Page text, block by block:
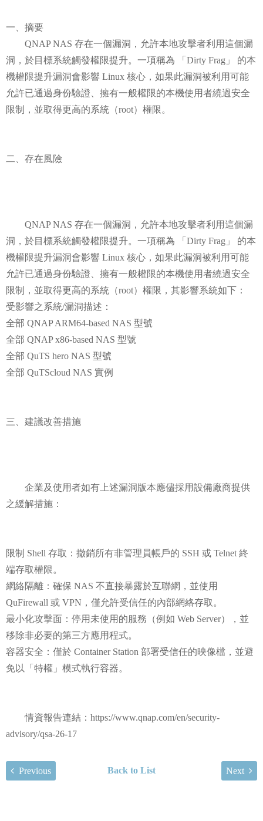
一、摘要
QNAP NAS 存在一個漏洞，允許本地攻擊者利用這個漏
洞，於目標系統觸發權限提升。一項稱為 「Dirty Frag」 的本
機權限提升漏洞會影響 Linux 核心，如果此漏洞被利用可能
允許已通過身份驗證、擁有一般權限的本機使用者繞過安全
限制，並取得更高的系統（root）權限。
二、存在風險
QNAP NAS 存在一個漏洞，允許本地攻擊者利用這個漏
洞，於目標系統觸發權限提升。一項稱為 「Dirty Frag」 的本
機權限提升漏洞會影響 Linux 核心，如果此漏洞被利用可能
允許已通過身份驗證、擁有一般權限的本機使用者繞過安全
限制，並取得更高的系統（root）權限，其影響系統如下：
受影響之系統/漏洞描述：
全部 QNAP ARM64-based NAS 型號
全部 QNAP x86-based NAS 型號
全部 QuTS hero NAS 型號
全部 QuTScloud NAS 實例
三、建議改善措施
企業及使用者如有上述漏洞版本應儘採用設備廠商提供
之緩解措施：
限制 Shell 存取：撤銷所有非管理員帳戶的 SSH 或 Telnet 終
端存取權限。
網絡隔離：確保 NAS 不直接暴露於互聯網，並使用
QuFirewall 或 VPN，僅允許受信任的內部網絡存取。
最小化攻擊面：停用未使用的服務（例如 Web Server），並
移除非必要的第三方應用程式。
容器安全：僅於 Container Station 部署受信任的映像檔，並避
免以「特權」模式執行容器。
情資報告連結：https://www.qnap.com/en/security-
advisory/qsa-26-17
Previous Back to List Next